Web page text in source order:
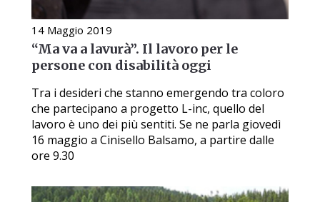
14 Maggio 2019
“Ma va a lavurà”. Il lavoro per le
persone con disabilità oggi
Tra i desideri che stanno emergendo tra coloro
che partecipano a progetto L-inc, quello del
lavoro è uno dei più sentiti. Se ne parla giovedì
16 maggio a Cinisello Balsamo, a partire dalle
ore 9.30